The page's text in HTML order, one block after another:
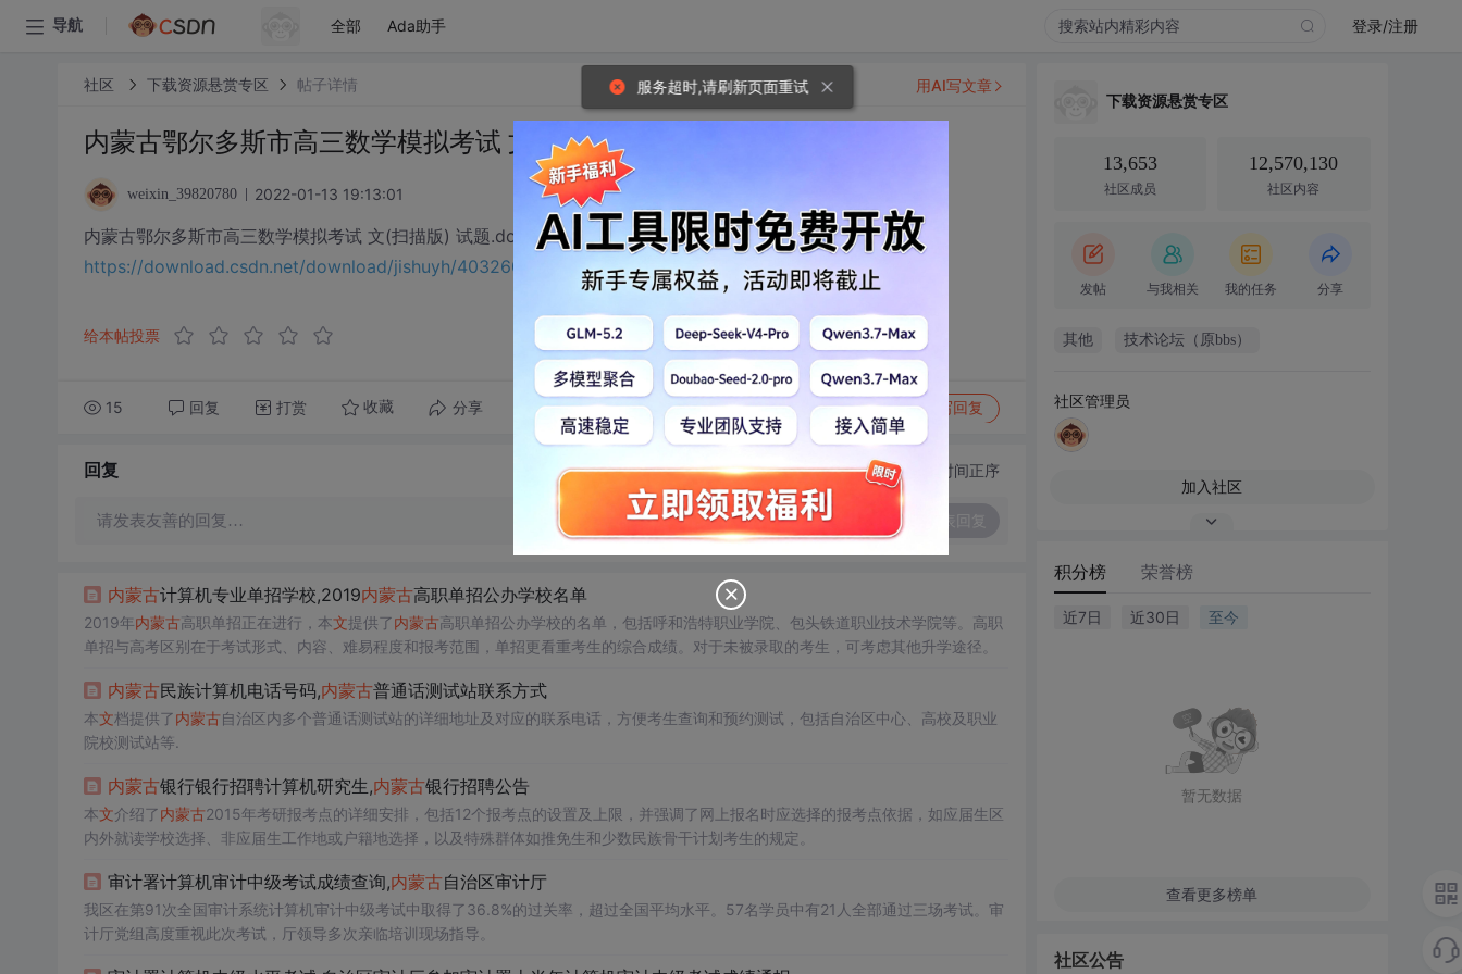
导航 全部 Ada助手 登录/注册
社区 下载资源悬赏专区 帖子详情
内蒙古鄂尔多斯市高三数学模拟考试 文(扫描版) 试题.doc下载
weixin_39820780 2022-01-13 19:13:01
内蒙古鄂尔多斯市高三数学模拟考试 文(扫描版) 试题.doc , 相关下载链接：
https://download.csdn.net/download/jishuyh/40326075?utm_source=bbsseo
给本帖投票
15 回复 打赏 收藏 分享 转发到动态 举报 写回复
用AI写文章
回复 切换为时间正序
请发表友善的回复…
内蒙古计算机专业单招学校,2019内蒙古高职单招公办学校名单
2019年内蒙古高职单招正在进行，本文提供了内蒙古高职单招公办学校的名单，包括呼和浩特职业学院、包头铁道职业技术学院等。高职
单招与高考区别在于考试形式、内容、难易程度和报考范围，单招更看重考生的综合成绩。对于未被录取的考生，可考虑其他升学途径。
内蒙古民族计算机电话号码,内蒙古普通话测试站联系方式
本文档提供了内蒙古自治区内多个普通话测试站的详细地址及对应的联系电话，方便考生查询和预约测试，包括自治区中心、高校及职业
院校测试站等.
内蒙古银行银行招聘计算机研究生,内蒙古银行招聘公告
本文介绍了内蒙古2015年考研报考点的详细安排，包括12个报考点的设置及上限，并强调了网上报名时应选择的报考点依据，如应届生区
内外就读学校选择、非应届生工作地或户籍地选择，以及特殊群体如推免生和少数民族骨干计划考生的规定。
审计署计算机审计中级考试成绩查询,内蒙古自治区审计厅
我区在第91次全国审计系统计算机审计中级考试中取得了36.8%的过关率，超过全国平均水平。57名学员中有21人全部通过三场考试。审
计厅党组高度重视此次考试，厅领导多次亲临培训现场指导。
下载资源悬赏专区
13,653
社区成员
12,570,130
社区内容
发帖 与我相关 我的任务 分享
其他 技术论坛（原bbs）
社区管理员
加入社区
积分榜 荣誉榜
近7日 近30日 至今
暂无数据
查看更多榜单
社区公告
服务超时,请刷新页面重试